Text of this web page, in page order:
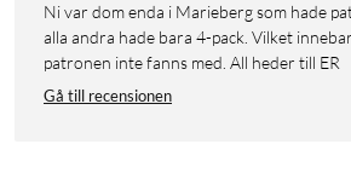
Ni var dom enda i Marieberg som hade patronerna i 5-pack,
alla andra hade bara 4-pack. Vilket
patronen inte fanns med. All heder till ER
Gå till recensionen